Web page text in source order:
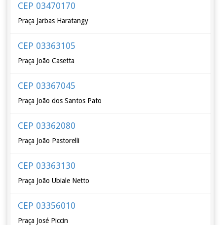
CEP 03470170
Praça Jarbas Haratangy
CEP 03363105
Praça João Casetta
CEP 03367045
Praça João dos Santos Pato
CEP 03362080
Praça João Pastorelli
CEP 03363130
Praça João Ubiale Netto
CEP 03356010
Praça José Piccin